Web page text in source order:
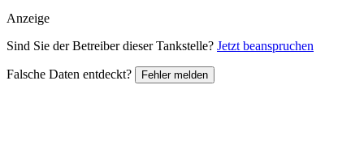
Anzeige
Sind Sie der Betreiber dieser Tankstelle? Jetzt beanspruchen
Falsche Daten entdeckt? Fehler melden